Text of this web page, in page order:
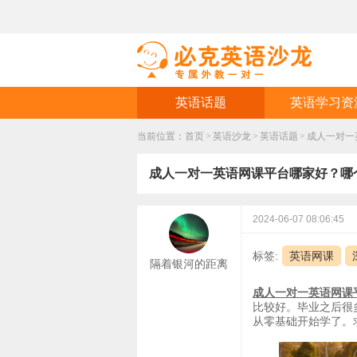
英语话题 英语学习资
当前位置： 首页 > 英语沙龙 > 英语话题 > 成人一对
成人一对一英语网课平台哪家好？
隔着银河的距离
2024-06-07 08:06:45
标签: 英语网课
成人一对一英语网
比较好。毕业之后
从零基础开始学了